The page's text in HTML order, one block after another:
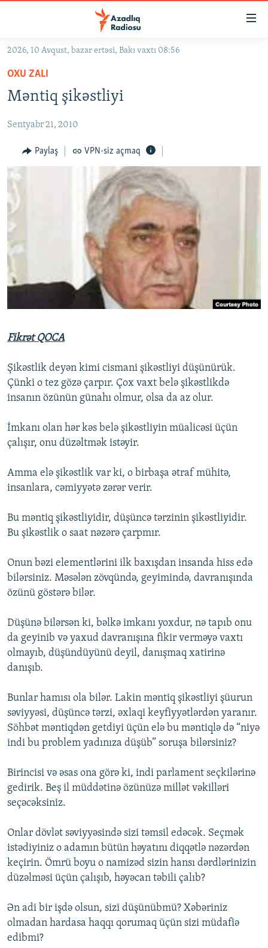
Əsas
qayıt
Əsas
naviqasiyaya
qayıt
KORRUPSIOMETR
#ƏSLINDƏ
FƏRQƏ BAX
QANUNI DOĞRU
ARAŞDIRMA
MULTIMEDIA
İNFOQRAFIKA
AZƏRBAYCAN ƏDƏBIYYATI KITABXANASI
HAQQIMIZDA
MISSIYAMIZ
PEŞƏ ETIKASI VƏ JURNALISTIKA STANDARTLARIMIZ
AZADLIQRADIOSU MOBIL TELEFONUNUZDA
BIZIMLƏ ƏLAQƏ
XƏBƏR BÜLLETENLƏRIMIZ
BIZI IZLƏ
RFE/RL-in bütün saytları
2026, 10 Avqust, bazar ertəsi, Bakı vaxtı 08:56
OXU ZALI
Məntiq şikəstliyi
Sentyabr 21, 2010
Paylaş VPN-siz açmaq
Fikrət QOCA
Şikəstlik deyən kimi cismani şikəstliyi düşünürük.
Çünki o tez gözə çarpır. Çox vaxt belə şikəstlikdə
insanın özünün günahı olmur, olsa da az olur.
İmkanı olan hər kəs belə şikəstliyin müalicəsi üçün
çalışır, onu düzəltmək istəyir.
Amma elə şikəstlik var ki, o birbaşa ətraf mühitə,
insanlara, cəmiyyətə zərər verir.
Bu məntiq şikəstliyidir, düşüncə tərzinin şikəstliyidir.
Bu şikəstlik o saat nəzərə çarpmır.
Onun bəzi elementlərini ilk baxışdan insanda hiss edə
bilərsiniz. Məsələn zövqündə, geyimində, davranışında
özünü göstərə bilər.
Düşünə bilərsən ki, bəlkə imkanı yoxdur, nə tapıb onu
da geyinib və yaxud davranışına fikir verməyə vaxtı
olmayıb, düşündüyünü deyil, danışmaq xatirinə
danışıb.
Bunlar hamısı ola bilər. Lakin məntiq şikəstliyi şüurun
səviyyəsi, düşüncə tərzi, əxlaqi keyfiyyətlərdən yaranır.
Söhbət məntiqdən getdiyi üçün elə bu məntiqlə də “niyə
indi bu problem yadınıza düşüb” soruşa bilərsiniz?
Birincisi və əsas ona görə ki, indi parlament seçkilərinə
gedirik. Beş il müddətinə özünüzə millət vəkilləri
seçəcəksiniz.
Onlar dövlət səviyyəsində sizi təmsil edəcək. Seçmək
istədiyiniz o adamın bütün həyatını diqqətlə nəzərdən
keçirin. Ömrü boyu o namizəd sizin hansı dərdlərinizin
düzəlməsi üçün çalışıb, həyəcan təbili çalıb?
Ən adi bir işdə olsun, sizi düşünübmü? Xəbəriniz
olmadan hardasa haqqı qorumaq üçün sizi müdafiə
edibmi?